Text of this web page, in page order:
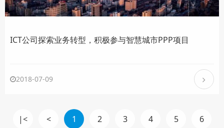
ICT公司探索业务转型，积极参与智慧城市PPP项目
2018-07-09
|< < 1 2 3 4 5 6